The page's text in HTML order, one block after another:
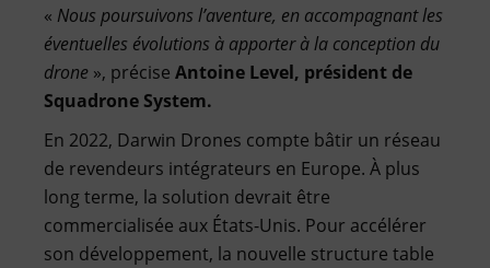
« Nous poursuivons l’aventure, en accompagnant les
éventuelles évolutions à apporter à la conception du
drone », précise Antoine Level, président de
Squadrone System.
En 2022, Darwin Drones compte bâtir un réseau
de revendeurs intégrateurs en Europe. À plus
long terme, la solution devrait être
commercialisée aux États-Unis. Pour accélérer
son développement, la nouvelle structure table